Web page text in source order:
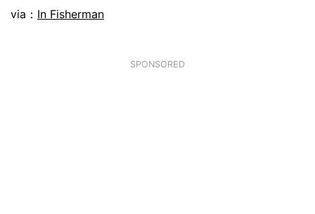
via： In Fisherman
SPONSORED